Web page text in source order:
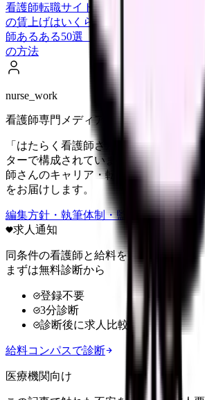
看護師転職サイトランキングTOP5【
の賃上げはいくら？2026年度の最新情
師あるある50選【共感必至】
看護師が
の方法
nurse_work
看護師専門メディア
「はたらく看護師さん」編集部は、看
ターで構成されています。現場のリア
師さんのキャリア・転職・働き方に関
をお届けします。
編集方針・執筆体制・監修体制を見る
求人通知
同条件の看護師と給料を比較
まずは無料診断から
登録不要
3分診断
診断後に求人比較
給料コンパスで診断
医療機関向け